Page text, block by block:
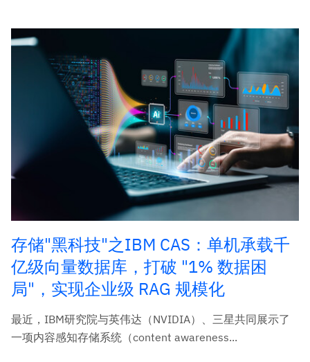
存储"黑科技"之IBM CAS：单机承载千
亿级向量数据库，打破 "1% 数据困
局"，实现企业级 RAG 规模化
最近，IBM研究院与英伟达（NVIDIA）、三星共同展示了
一项内容感知存储系统（content awareness...